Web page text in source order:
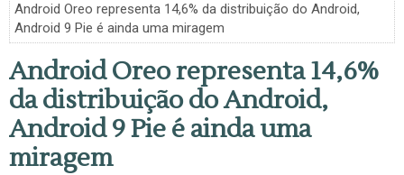
Android Oreo representa 14,6% da distribuição do Android,
Android 9 Pie é ainda uma miragem
Android Oreo representa 14,6%
da distribuição do Android,
Android 9 Pie é ainda uma
miragem